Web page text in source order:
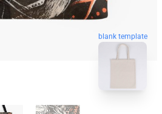
blank template